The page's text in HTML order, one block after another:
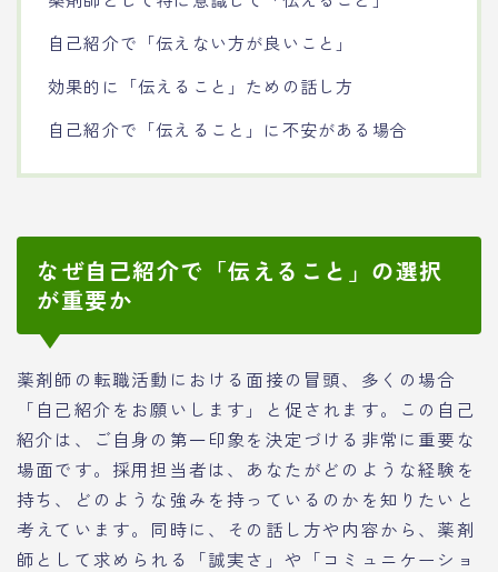
自己紹介で「伝えない方が良いこと」
効果的に「伝えること」ための話し方
自己紹介で「伝えること」に不安がある場合
なぜ自己紹介で「伝えること」の選択
が重要か
薬剤師の転職活動における面接の冒頭、多くの場合
「自己紹介をお願いします」と促されます。この自己
紹介は、ご自身の第一印象を決定づける非常に重要な
場面です。採用担当者は、あなたがどのような経験を
持ち、どのような強みを持っているのかを知りたいと
考えています。同時に、その話し方や内容から、薬剤
師として求められる「誠実さ」や「コミュニケーショ